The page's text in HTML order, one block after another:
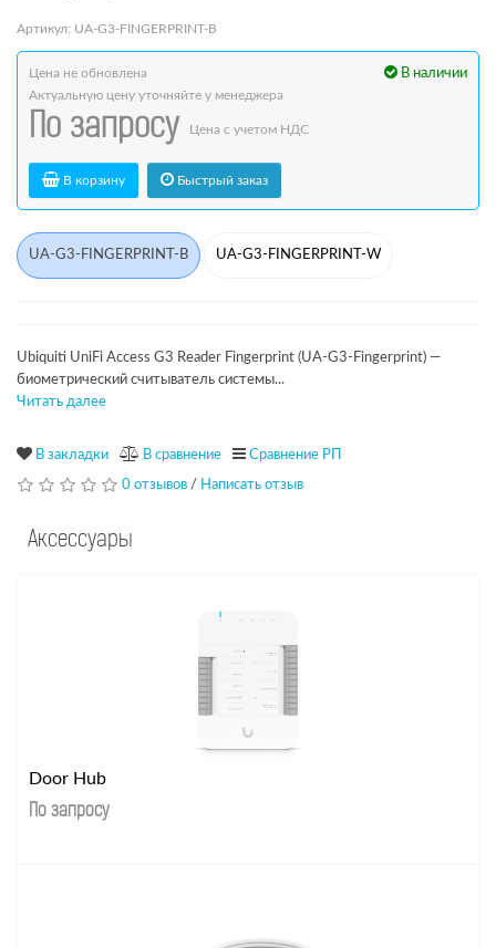
Артикул: UA-G3-FINGERPRINT-B
В наличии
Цена не обновлена
Актуальную цену уточняйте у менеджера
По запросу Цена с учетом НДС
В корзину Быстрый заказ
UA-G3-FINGERPRINT-B UA-G3-FINGERPRINT-W
Ubiquiti UniFi Access G3 Reader Fingerprint (UA-G3-Fingerprint) —
биометрический считыватель системы...
Читать далее
В закладки В сравнение Сравнение РП
0 отзывов / Написать отзыв
Аксессуары
Door Hub
По запросу